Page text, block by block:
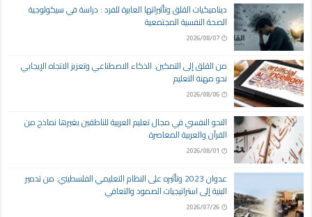
ديناميكيات القلق وتأثيراتها العابرة للفرد : دراسة في سيكولوجية
الصحة النفسية المجتمعية
2026/08/07
من القلق إلى التمكين: الذكاء الاصطناعي وتعزيز الاتجاه الإيجابي
نحو مهنة التعليم
2026/08/06
النحو النفسي في مجال تعليم العربية للناطقين بغيرها نماذج من
القرآن والعربية المعاصرة
2026/08/01
عدوان 2023 وتأثيره على النظام التعليمي الفلسطيني: من تدمير
البنية إلى استراتيجيات الصمود والتعافي
2026/07/26